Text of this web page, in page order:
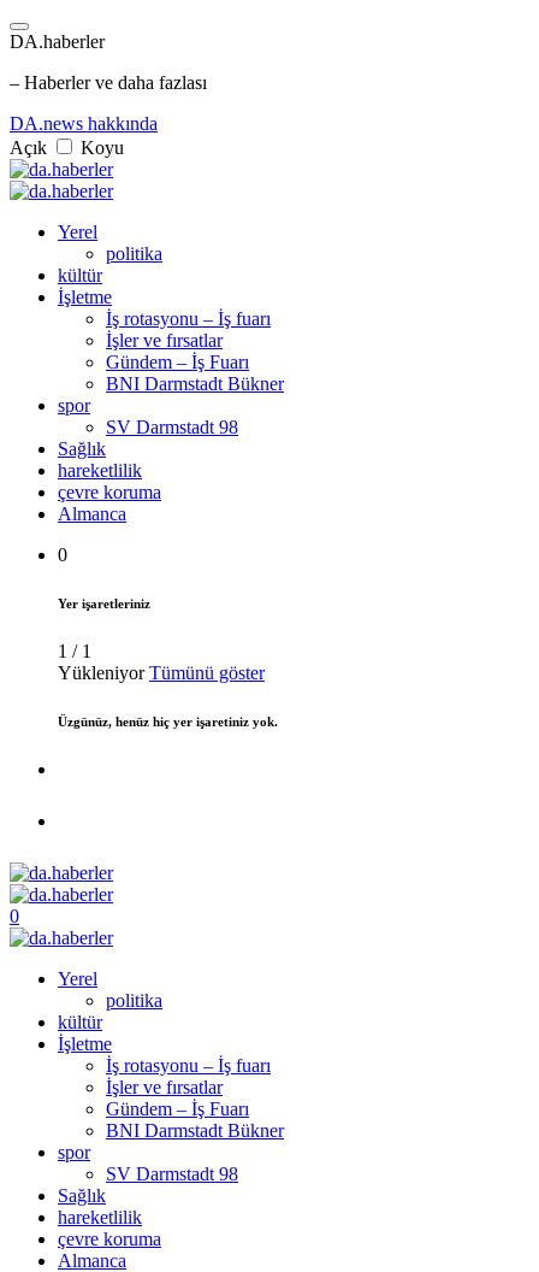
DA.haberler
– Haberler ve daha fazlası
DA.news hakkında
Açık
Koyu
Yerel
politika
kültür
İşletme
İş rotasyonu – İş fuarı
İşler ve fırsatlar
Gündem – İş Fuarı
BNI Darmstadt Bükner
spor
SV Darmstadt 98
Sağlık
hareketlilik
çevre koruma
Almanca
0
Yer işaretleriniz
1 / 1
YükleniyorTümünü göster
Üzgünüz, henüz hiç yer işaretiniz yok.
0
Yerel
politika
kültür
İşletme
İş rotasyonu – İş fuarı
İşler ve fırsatlar
Gündem – İş Fuarı
BNI Darmstadt Bükner
spor
SV Darmstadt 98
Sağlık
hareketlilik
çevre koruma
Almanca